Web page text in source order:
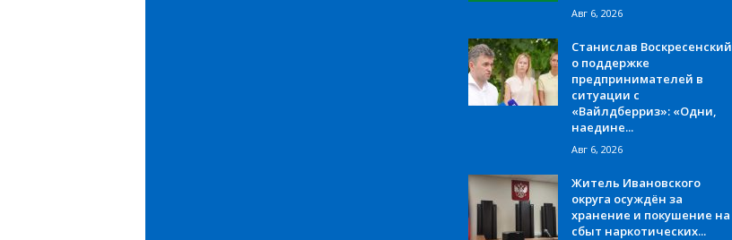
Авг 6, 2026
Станислав Воскресенский
о поддержке
предпринимателей в
ситуации с
«Вайлдберриз»: «Одни,
наедине...
Авг 6, 2026
Житель Ивановского
округа осуждён за
хранение и покушение на
сбыт наркотических...